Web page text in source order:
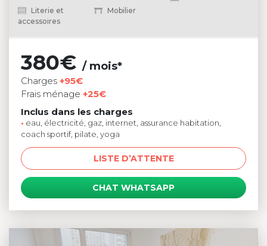
Literie et
accessoires
Mobilier
380€ / mois*
Charges +95€
Frais ménage +25€
Inclus dans les charges
• eau, électricité, gaz, internet, assurance habitation,
coach sportif, pilate, yoga
LISTE D’ATTENTE
CHAT WHATSAPP